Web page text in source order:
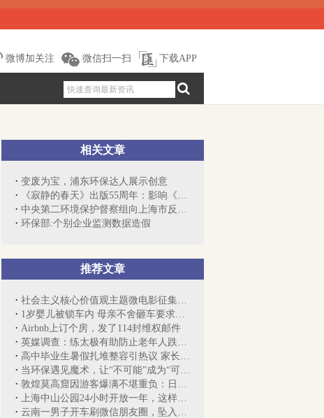
微博加关注 微信扫一扫 下载APP
相关文章
变废为宝，浦东环保达人展示创意
《寂静的春天》出版55周年：影响《三体》...
中央第二环境保护督察组向上海市反馈督察...
环保部:个别企业监测数据造假
推荐文章
社会主义核心价值观主题微电影征集展示活动
1岁婴儿被锁车内 母亲不舍砸车要求开锁
Airbnb上订个房，发了114封维权邮件
英媒调查：练太极有助防止老年人跌倒，短...
高中毕业生暑假扎堆整容引热议 家长:理解...
当环保遇见魔术，让“不可能”成为“可能...
敦煌莫高窟因游客爆满不堪重负：日接待量...
上海中山公园24小时开放一年，这样回答“...
云南一男子开车刷微信朋友圈，坠入10米深...